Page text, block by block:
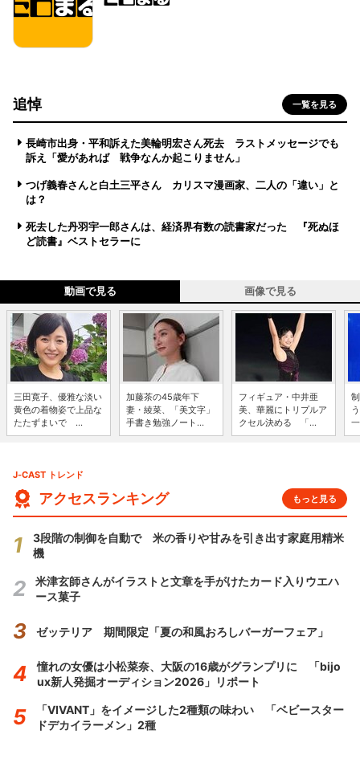
追悼 一覧を見る
長崎市出身・平和訴えた美輪明宏さん死去 ラストメッセージでも
訴え「愛があれば 戦争なんか起こりません」
つげ義春さんと白土三平さん カリスマ漫画家、二人の「違い」と
は？
死去した丹羽宇一郎さんは、経済界有数の読書家だった 『死ぬほ
ど読書』ベストセラーに
動画で見る 画像で見る
三田寛子、優雅な淡い
黄色の着物姿で上品な
たたずまいで ...
加藤茶の45歳年下
妻・綾菜、「美文字」
手書き勉強ノート...
フィギュア・中井亜
美、華麗にトリプルア
クセル決める 「...
J-CAST トレンド
アクセスランキング もっと見る
3段階の制御を自動で 米の香りや甘みを引き出す家庭用精米
機
米津玄師さんがイラストと文章を手がけたカード入りウエハ
ース菓子
ゼッテリア 期間限定「夏の和風おろしバーガーフェア」
憧れの女優は小松菜奈、大阪の16歳がグランプリに 「bijo
ux新人発掘オーディション2026」リポート
「VIVANT」をイメージした2種類の味わい 「ベビースター
ドデカイラーメン」2種